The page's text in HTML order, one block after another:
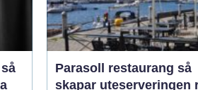
Parasoll restaurang så
skapar uteserveringen